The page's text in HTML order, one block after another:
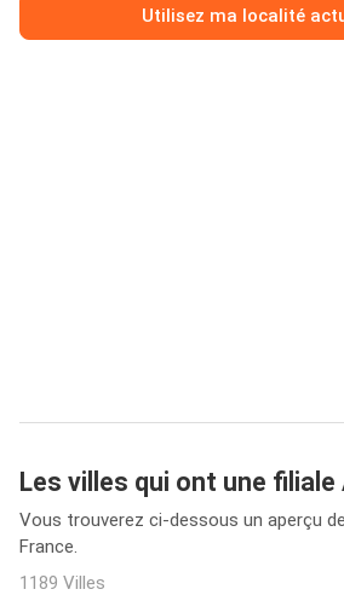
Utilisez ma localité
Les villes qui ont une filiale
Vous trouverez ci-dessous un aperçu
France.
1189 Villes